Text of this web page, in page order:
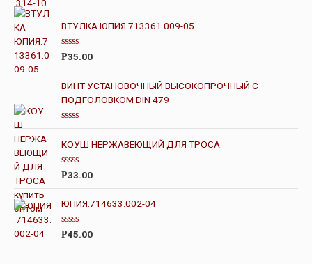
е
н
к
а
и
з
ВТУЛКА ЮПИЯ.713361.009-05
О
е
н
к
а
и
з
Р35.00
ВИНТ УСТАНОВОЧНЫЙ ВЫСОКОПРОЧНЫЙ С
ПОДГОЛОВКОМ DIN 479
О
е
н
к
а
и
з
5
КОУШ НЕРЖАВЕЮЩИЙ ДЛЯ ТРОСА
О
е
н
к
а
и
Р33.00
ЮПИЯ.714633.002-04
О
Р45.00